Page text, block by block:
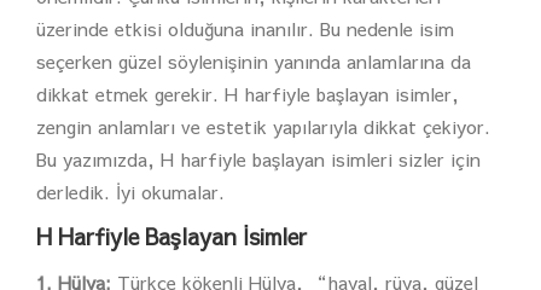
üzerinde etkisi olduğuna inanılır. Bu nedenle isim
seçerken güzel söylenişinin yanında anlamlarına da
dikkat etmek gerekir. H harfiyle başlayan isimler,
zengin anlamları ve estetik yapılarıyla dikkat çekiyor.
Bu yazımızda, H harfiyle başlayan isimleri sizler için
derledik. İyi okumalar.
H Harfiyle Başlayan İsimler
1. Hülya: Türkçe kökenli Hülya, “hayal, rüya, güzel